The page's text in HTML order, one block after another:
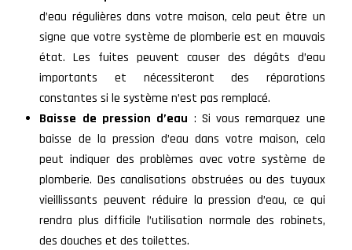
d’eau régulières dans votre maison, cela peut être un
signe que votre système de plomberie est en mauvais
état. Les fuites peuvent causer des dégâts d’eau
importants et nécessiteront des réparations
constantes si le système n’est pas remplacé.
Baisse de pression d’eau : Si vous remarquez une
baisse de la pression d’eau dans votre maison, cela
peut indiquer des problèmes avec votre système de
plomberie. Des canalisations obstruées ou des tuyaux
vieillissants peuvent réduire la pression d’eau, ce qui
rendra plus difficile l’utilisation normale des robinets,
des douches et des toilettes.